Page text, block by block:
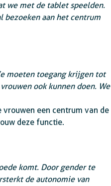
we met de tablet speelden.
aan het centrum
moeten toegang krijgen tot
ook kunnen doen. We
een centrum van de
deze functie.
komt. Door gender te
de autonomie van